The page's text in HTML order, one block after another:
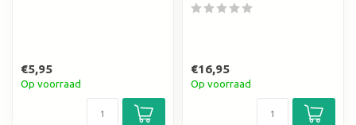
€5,95
Op voorraad
€16,95
Op voorraad